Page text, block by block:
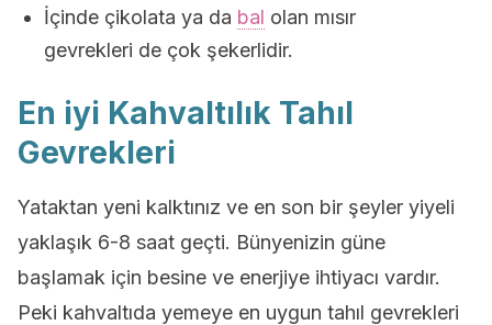
İçinde çikolata ya da bal olan mısır
gevrekleri de çok şekerlidir.
En iyi Kahvaltılık Tahıl
Gevrekleri
Yataktan yeni kalktınız ve en son bir şeyler yiyeli
yaklaşık 6-8 saat geçti. Bünyenizin güne
başlamak için besine ve enerjiye ihtiyacı vardır.
Peki kahvaltıda yemeye en uygun tahıl gevrekleri